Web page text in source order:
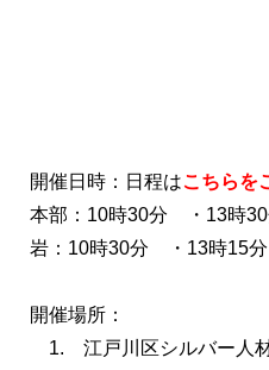
開催日時：日程はこちらを
本部： 10時30分 ・13時
岩： 10時30分 ・13時15
開催場所：
1. 江戸川区シルバー人